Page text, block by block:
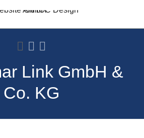
Link GmbH &
Co. KG